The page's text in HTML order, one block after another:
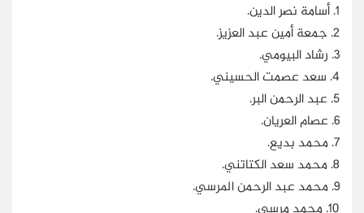
1. أسامة نصر الدين.
2. جمعة أمين عبد العزيز.
3. رشاد البيومي.
4. سعد عصمت الحسيني.
5. عبد الرحمن البر.
6. عصام العريان.
7. محمد بديع.
8. محمد سعد الكتاتني.
9. محمد عبد الرحمن المرسي.